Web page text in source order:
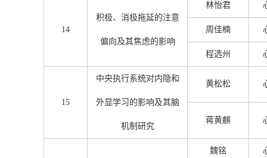
14
积极、消极拖延的注意
偏向及其焦虑的影响
林怡君
周佳楠
程选州
15
中央执行系统对内隐和
外显学习的影响及其脑
机制研究
黄松松
蒋黄麒
魏铭